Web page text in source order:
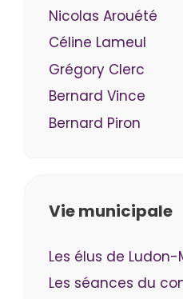
Nicolas Arouété
Céline Lameul
Grégory Clerc
Bernard Vince
Bernard Piron
Vie municipale
Les élus de
Les séances du